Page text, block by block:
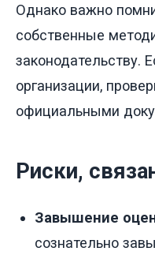
Однако важно
собственные
законодательству.
организации,
официальными
Риски,
Завышение
сознательно